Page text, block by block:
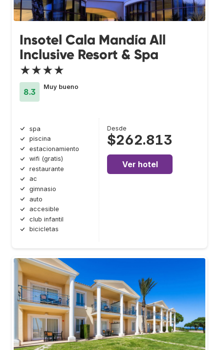
Insotel Cala Mandía All
Inclusive Resort & Spa
★★★★
8.3
Muy bueno
spa
piscina
estacionamiento
wifi (gratis)
restaurante
ac
gimnasio
auto
accesible
club infantil
bicicletas
Desde
$262.813
Ver hotel